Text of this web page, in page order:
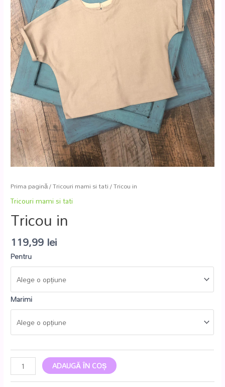
Prima pagină/Tricouri mami si tati/ Tricou in
Tricouri mami si tati
Tricou in
119,99 lei
Pentru
Marimi
ADAUGĂ ÎN COȘ